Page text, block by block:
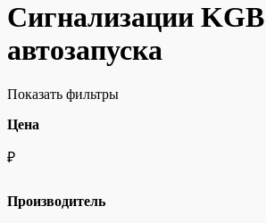
Сигнализации KGB
автозапуска
Показать фильтры
Цена
₽
Производитель